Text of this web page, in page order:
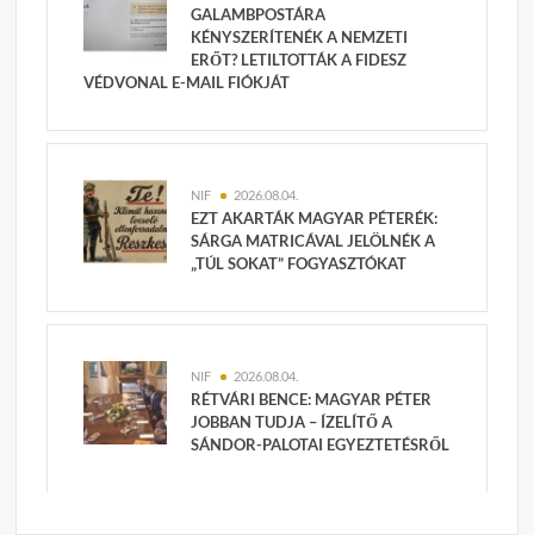
GALAMBPOSTÁRA
KÉNYSZERÍTENÉK A NEMZETI
ERŐT? LETILTOTTÁK A FIDESZ
VÉDVONAL E-MAIL FIÓKJÁT
NIF 2026.08.04.
EZT AKARTÁK MAGYAR PÉTERÉK:
SÁRGA MATRICÁVAL JELÖLNÉK A
„TÚL SOKAT” FOGYASZTÓKAT
NIF 2026.08.04.
RÉTVÁRI BENCE: MAGYAR PÉTER
JOBBAN TUDJA – ÍZELÍTŐ A
SÁNDOR-PALOTAI EGYEZTETÉSRŐL